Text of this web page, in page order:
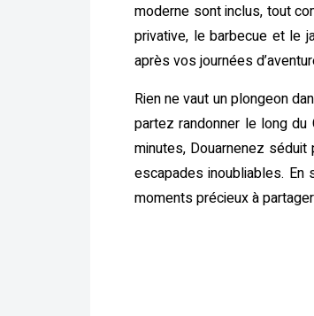
moderne sont inclus, tout
privative, le barbecue et le
après vos journées
Rien ne vaut un plongeon
partez randonner le long
minutes, Douarnenez
escapades inoubliables.
moments précieux à